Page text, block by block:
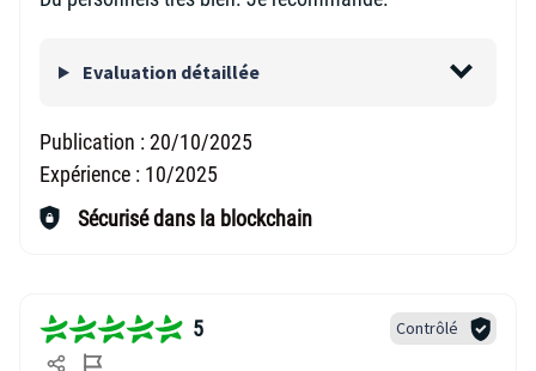
Evaluation détaillée
Publication : 20/10/2025
Expérience : 10/2025
Sécurisé dans la blockchain
5 Contrôlé